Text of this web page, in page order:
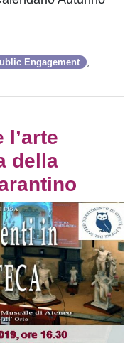
Engagement
l’arte
della